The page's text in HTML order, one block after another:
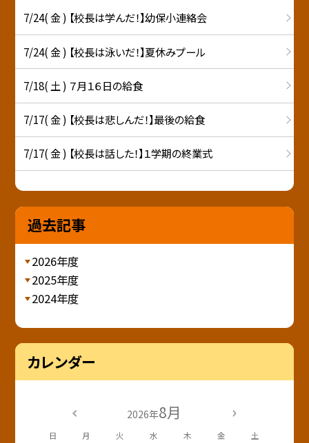
7/24( 金 ) 【校長は学んだ！】幼保小連絡会
7/24( 金 ) 【校長は泳いだ！】夏休みプール
7/18( 土 ) ７月１６日の給食
7/17( 金 ) 【校長は悲しんだ！】最後の給食
7/17( 金 ) 【校長は話した！】１学期の終業式
過去記事
2026年度
2025年度
2024年度
カレンダー
2026年8月
日 月 火 水 木 金 土